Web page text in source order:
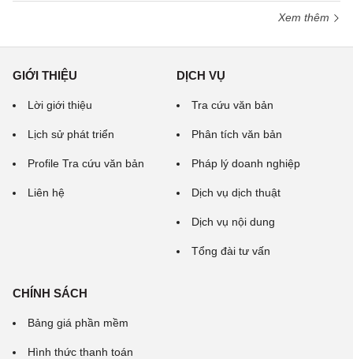
Xem thêm
GIỚI THIỆU
Lời giới thiệu
Lịch sử phát triển
Profile Tra cứu văn bản
Liên hệ
DỊCH VỤ
Tra cứu văn bản
Phân tích văn bản
Pháp lý doanh nghiệp
Dịch vụ dịch thuật
Dịch vụ nội dung
Tổng đài tư vấn
CHÍNH SÁCH
Bảng giá phần mềm
Hình thức thanh toán